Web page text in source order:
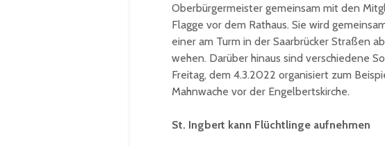
Oberbürgermeister gemeinsam mit den
Flagge vor dem Rathaus. Sie wird
einer am Turm in der Saarbrücker Straßen
wehen. Darüber hinaus sind verschiedene
Freitag, dem 4.3.2022 organisiert zum
Mahnwache vor der Engelbertskirche.
St. Ingbert kann Flüchtlinge aufnehmen